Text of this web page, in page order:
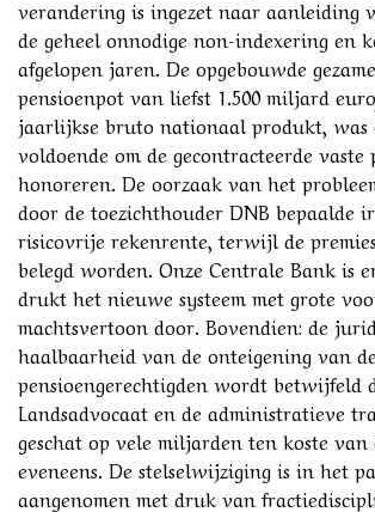
verandering is ingezet naar aanleiding
de geheel onnodige non-indexering en
afgelopen jaren. De opgebouwde
pensioenpot van liefst 1.500 miljard
jaarlijkse bruto nationaal produkt,
voldoende om de gecontracteerde vaste
honoreren. De oorzaak van het
door de toezichthouder DNB bepaalde
risicovrije rekenrente, terwijl de
belegd worden. Onze Centrale Bank is
drukt het nieuwe systeem met grote
machtsvertoon door. Bovendien: de
haalbaarheid van de onteigening van de
pensioengerechtigden wordt betwijfeld
Landsadvocaat en de administratieve
geschat op vele miljarden ten koste van
eveneens. De stelselwijziging is in het
aangenomen met druk van